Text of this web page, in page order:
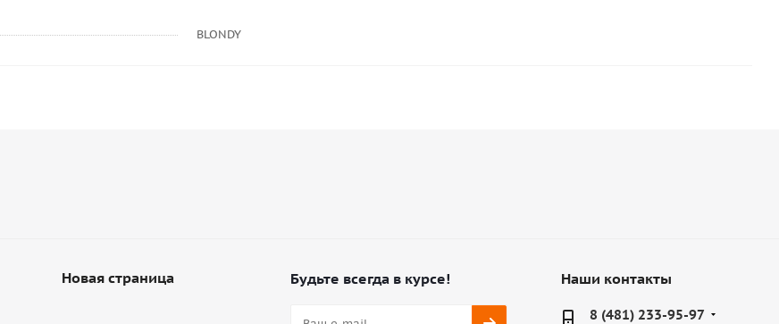
BLONDY
Новая страница Будьте всегда в курсе! Наши контакты
8 (481) 233-95-97